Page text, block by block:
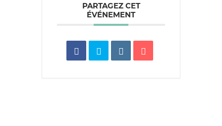
PARTAGEZ CET
ÉVÉNEMENT